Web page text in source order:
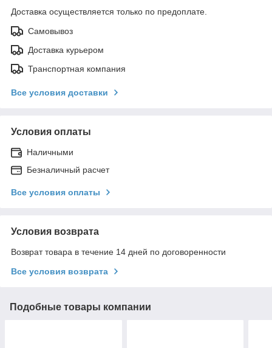
Доставка осуществляется только по предоплате.
Самовывоз
Доставка курьером
Транспортная компания
Все условия доставки
Условия оплаты
Наличными
Безналичный расчет
Все условия оплаты
Условия возврата
Возврат товара в течение 14 дней по договоренности
Все условия возврата
Подобные товары компании